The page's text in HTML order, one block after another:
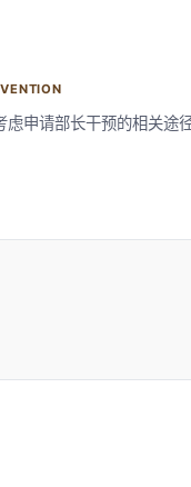
申请部长干预的相关途径